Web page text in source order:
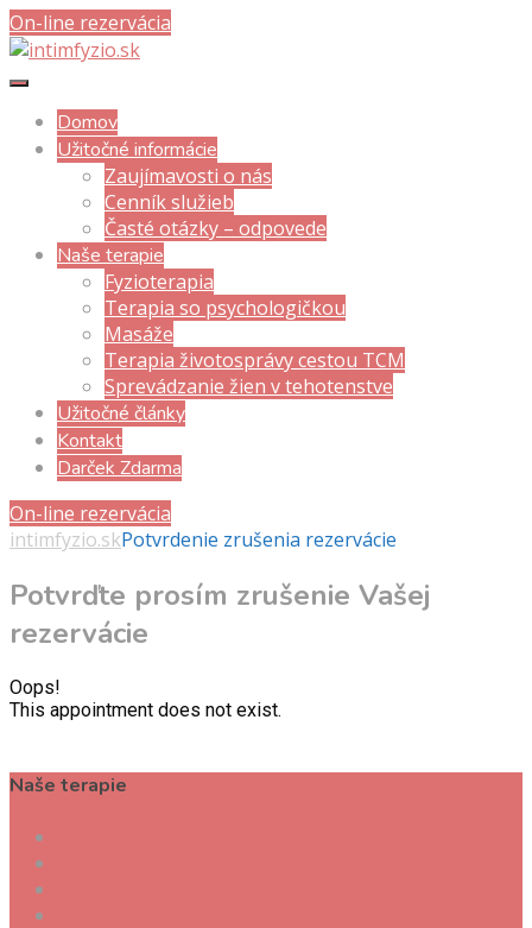
On-line rezervácia
Domov
Užitočné informácie
Zaujímavosti o nás
Cenník služieb
Časté otázky – odpovede
Naše terapie
Fyzioterapia
Terapia so psychologičkou
Masáže
Terapia životosprávy cestou TCM
Sprevádzanie žien v tehotenstve
Užitočné články
Kontakt
Darček Zdarma
On-line rezervácia
intimfyzio.skPotvrdenie zrušenia rezervácie
Potvrďte prosím zrušenie Vašej
rezervácie
Oops!
This appointment does not exist.
Naše terapie